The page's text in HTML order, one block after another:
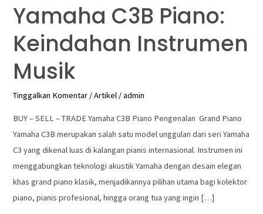
Yamaha C3B Piano:
Keindahan Instrumen
Musik
Tinggalkan Komentar /Artikel /admin
BUY – SELL – TRADE Yamaha C3B Piano Pengenalan Grand Piano
Yamaha C3B merupakan salah satu model unggulan dari seri Yamaha
C3 yang dikenal luas di kalangan pianis internasional. Instrumen ini
menggabungkan teknologi akustik Yamaha dengan desain elegan
khas grand piano klasik, menjadikannya pilihan utama bagi kolektor
piano, pianis profesional, hingga orang tua yang ingin […]